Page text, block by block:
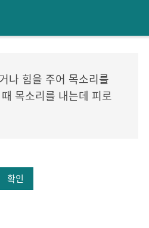
나 힘을 주어 목소리를
목소리를 내는데 피로
확인